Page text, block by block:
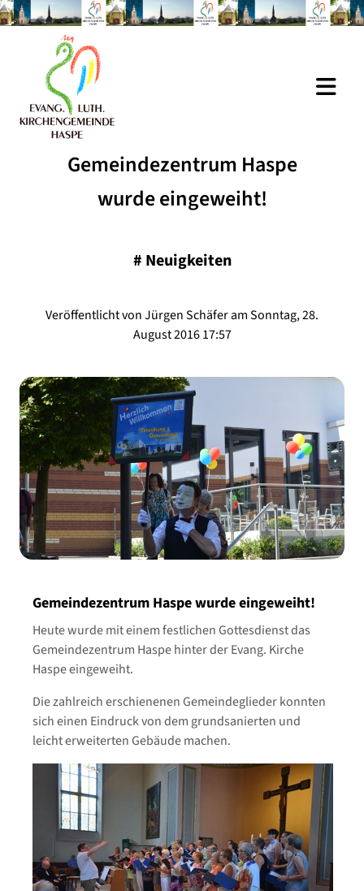
Gemeindezentrum Haspe
wurde eingeweiht!
# Neuigkeiten
Veröffentlicht von Jürgen Schäfer am Sonntag, 28.
August 2016 17:57
Gemeindezentrum Haspe wurde eingeweiht!
Heute wurde mit einem festlichen Gottesdienst das
Gemeindezentrum Haspe hinter der Evang. Kirche
Haspe eingeweiht.
Die zahlreich erschienenen Gemeindeglieder konnten
sich einen Eindruck von dem grundsanierten und
leicht erweiterten Gebäude machen.